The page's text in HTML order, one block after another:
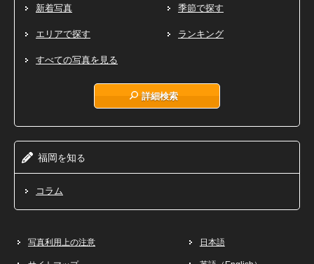
新着写真 季節で探す
エリアで探す ランキング
すべての写真を見る
詳細検索
福岡を知る
コラム
写真利用上の注意 日本語